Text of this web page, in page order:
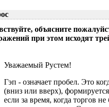
объясните
при этом исходят
Уважаемый Рустем!
Гэп - означает пробел. Это
(вниз или вверх),
если за время, когда торгов